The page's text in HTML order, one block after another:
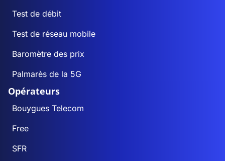
Test de débit
Test de réseau mobile
Baromètre des prix
Palmarès de la 5G
Opérateurs
Bouygues Telecom
Free
SFR